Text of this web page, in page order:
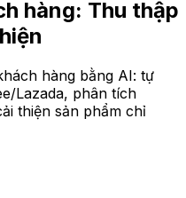
hàng: Thu thập
hàng bằng AI: tự
Lazada, phân tích
thiện sản phẩm chỉ